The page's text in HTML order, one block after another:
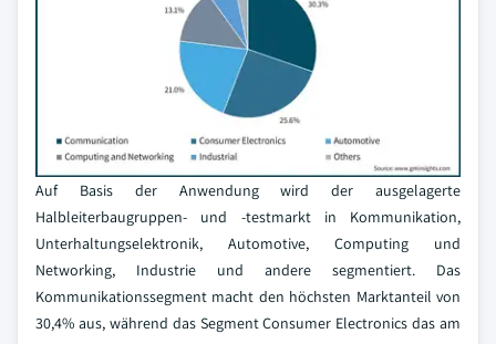
Auf Basis der Anwendung wird der ausgelagerte
Halbleiterbaugruppen- und -testmarkt in Kommunikation,
Unterhaltungselektronik, Automotive, Computing und
Networking, Industrie und andere segmentiert. Das
Kommunikationssegment macht den höchsten Marktanteil von
30,4% aus, während das Segment Consumer Electronics das am